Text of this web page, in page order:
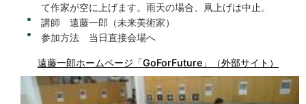
て作家が空に上げます。雨天の場合、凧上げは中止。
講師 遠藤一郎（未来美術家）
参加方法 当日直接会場へ
遠藤一郎ホームページ「GoForFuture」（外部サイト）